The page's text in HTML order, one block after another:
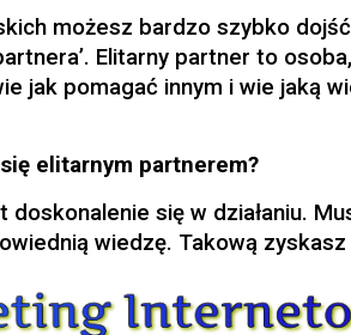
możesz bardzo szybko
Elitarny partner to
jak pomagać innym i wie jaką
elitarnym partnerem?
się w działaniu.
wiedzę. Takową